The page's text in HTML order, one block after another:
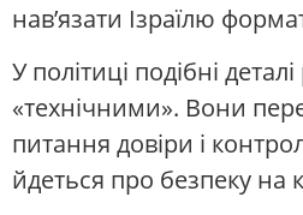
нав’язати Ізраїлю
У політиці подібні
«технічними». Вони
питання довіри і
йдеться про безпеку на